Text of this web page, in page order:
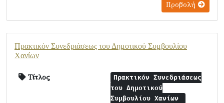
Προβολή
Πρακτικόν Συνεδριάσεως του Δημοτικού Συμβουλίου
Χανίων
Τίτλος
Πρακτικόν Συνεδριάσεως
του Δημοτικού
Συμβουλίου Χανίων